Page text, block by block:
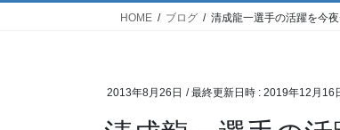
HOME ブログ 清成龍一選手の活躍を今夜
2013年8月26日 / 最終更新日時 : 2019年12月16